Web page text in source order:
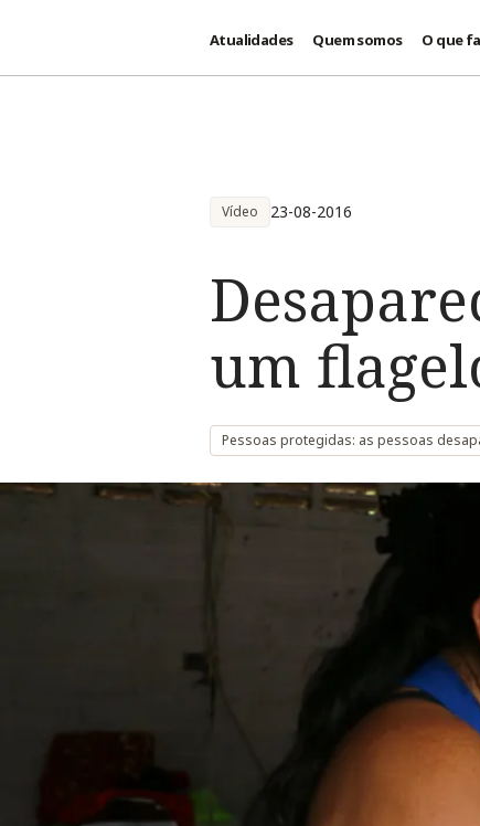
Atualidades Quem somos O que
Vídeo 23-08-2016
um
Pessoas protegidas: as pessoas